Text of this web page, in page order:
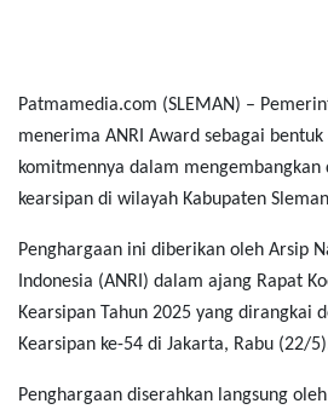
Patmamedia.com (SLEMAN) –
menerima ANRI Award sebagai
komitmennya dalam mengembangkan
kearsipan di wilayah Kabupaten
Penghargaan ini diberikan oleh Arsip
Indonesia (ANRI) dalam ajang Rapat
Kearsipan Tahun 2025 yang dirangkai
Kearsipan ke-54 di Jakarta, Rabu (22/
Penghargaan diserahkan langsung